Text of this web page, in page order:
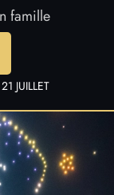
famille
JUILLET